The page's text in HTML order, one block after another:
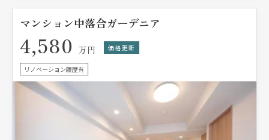
マンション中落合ガーデニア
4,580 万円 価格更新
リノベーション履歴有